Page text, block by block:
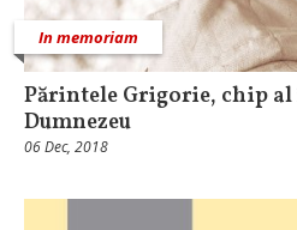
In memoriam
Părintele Grigorie, chip
Dumnezeu
06 Dec, 2018